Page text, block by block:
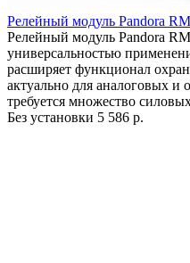
Релейный модуль Pandora
Релейный модуль Pandora
универсальностью
расширяет функционал
актуально для аналоговых и
требуется множество
Без установки 5 586 р.